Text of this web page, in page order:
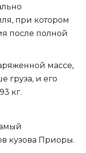
при котором
после полной
массе,
груза, и его
кг.
кузова Приоры.